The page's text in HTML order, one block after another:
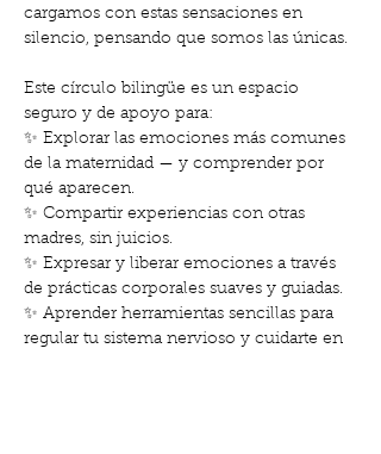
cargamos con estas sensaciones en
silencio, pensando que somos las únicas.
Este círculo bilingüe es un espacio
seguro y de apoyo para:
✨ Explorar las emociones más comunes
de la maternidad — y comprender por
qué aparecen.
✨ Compartir experiencias con otras
madres, sin juicios.
✨ Expresar y liberar emociones a través
de prácticas corporales suaves y guiadas.
✨ Aprender herramientas sencillas para
regular tu sistema nervioso y cuidarte en